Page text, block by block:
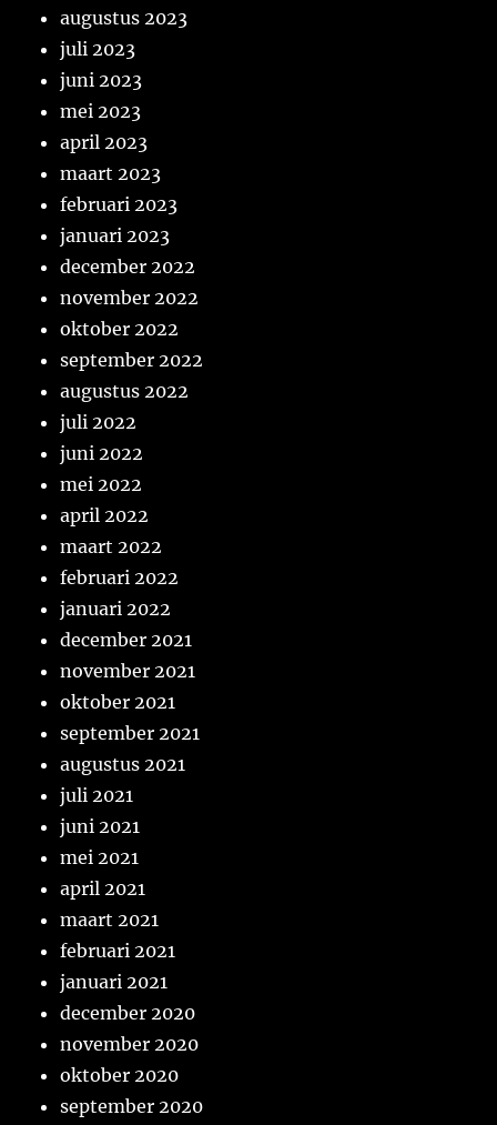
augustus 2023
juli 2023
juni 2023
mei 2023
april 2023
maart 2023
februari 2023
januari 2023
december 2022
november 2022
oktober 2022
september 2022
augustus 2022
juli 2022
juni 2022
mei 2022
april 2022
maart 2022
februari 2022
januari 2022
december 2021
november 2021
oktober 2021
september 2021
augustus 2021
juli 2021
juni 2021
mei 2021
april 2021
maart 2021
februari 2021
januari 2021
december 2020
november 2020
oktober 2020
september 2020